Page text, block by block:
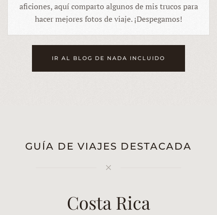
aficiones, aquí comparto algunos de mis trucos para
hacer mejores fotos de viaje. ¡Despegamos!
IR AL BLOG DE NADA INCLUIDO
GUÍA DE VIAJES DESTACADA
Costa Rica